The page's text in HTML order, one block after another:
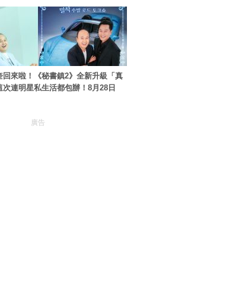
回來啦！《秘書鎮2》全新升級「真
連明星私生活都包辦！8月28日
廣告